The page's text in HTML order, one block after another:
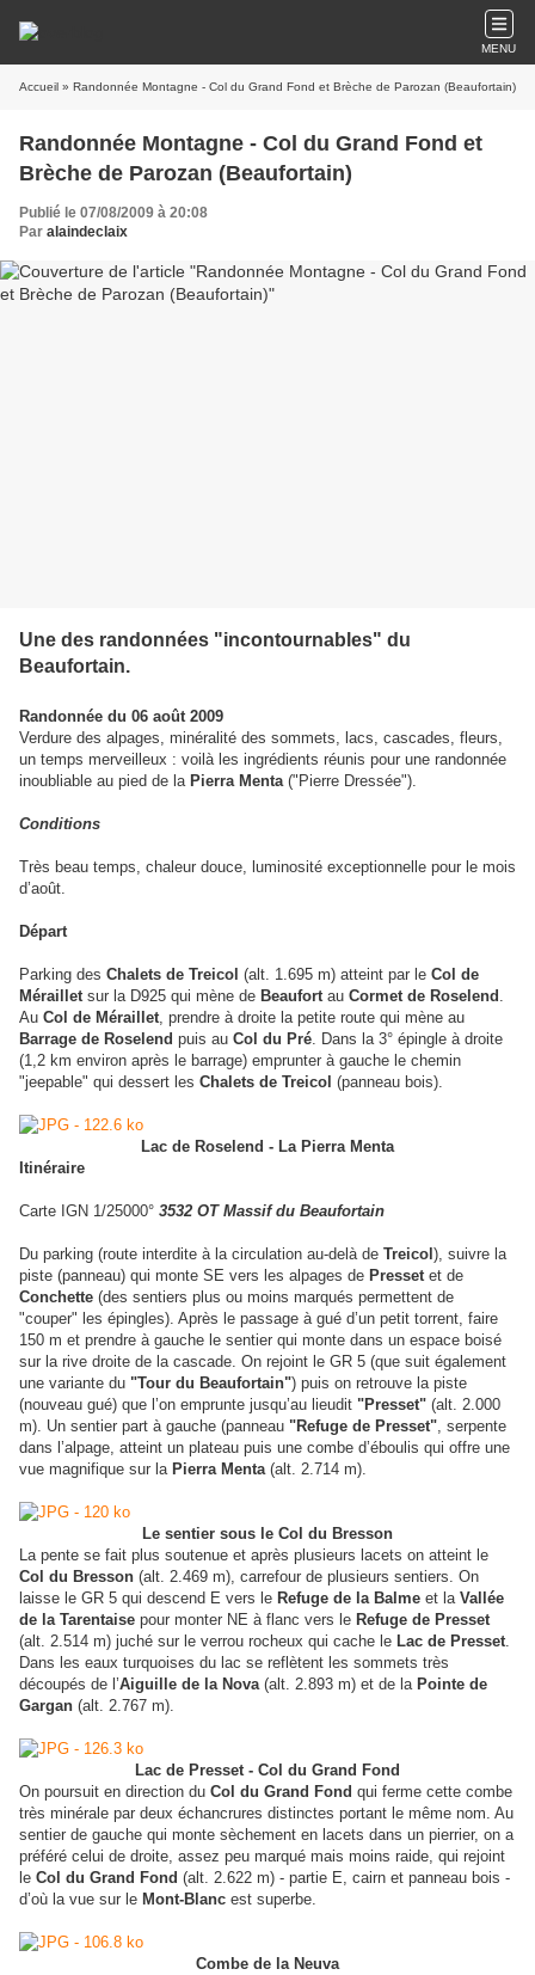
MENU
Accueil » Randonnée Montagne - Col du Grand Fond et Brèche de Parozan (Beaufortain)
Randonnée Montagne - Col du Grand Fond et
Brèche de Parozan (Beaufortain)
Publié le 07/08/2009 à 20:08
Par alaindeclaix
Une des randonnées "incontournables" du
Beaufortain.
Randonnée du 06 août 2009
Verdure des alpages, minéralité des sommets, lacs, cascades, fleurs,
un temps merveilleux : voilà les ingrédients réunis pour une randonnée
inoubliable au pied de la Pierra Menta("Pierre Dressée").
Conditions
Très beau temps, chaleur douce, luminosité exceptionnelle pour le mois
d’août.
Départ
Parking des Chalets de Treicol (alt. 1.695 m) atteint par le Col de
Mérailletsur la D925 qui mène de Beaufortau Cormet de Roselend .
Au Col de Méraillet, prendre à droite la petite route qui mène au
Barrage de Roselend puis au Col du Pré. Dans la 3° épingle à droite
(1,2 km environ après le barrage) emprunter à gauche le chemin
"jeepable" qui dessert les Chalets de Treicol (panneau bois).
Lac de Roselend - La Pierra Menta
Itinéraire
Carte IGN 1/25000° 3532 OT Massif du Beaufortain
Du parking (route interdite à la circulation au-delà de Treicol ), suivre la
piste (panneau) qui monte SE vers les alpages de Pressetet de
Conchette (des sentiers plus ou moins marqués permettent de
"couper" les épingles). Après le passage à gué d’un petit torrent, faire
150 m et prendre à gauche le sentier qui monte dans un espace boisé
sur la rive droite de la cascade. On rejoint le GR 5 (que suit également
une variante du "Tour du Beaufortain") puis on retrouve la piste
(nouveau gué) que l’on emprunte jusqu’au lieudit "Presset" (alt. 2.000
m). Un sentier part à gauche (panneau "Refuge de Presset", serpente
dans l’alpage, atteint un plateau puis une combe d’éboulis qui offre une
vue magnifique sur la Pierra Menta(alt. 2.714 m).
Le sentier sous le Col du Bresson
La pente se fait plus soutenue et après plusieurs lacets on atteint le
Col du Bresson (alt. 2.469 m), carrefour de plusieurs sentiers. On
laisse le GR 5 qui descend E vers le Refuge de la Balme et la Vallée
de la Tarentaise pour monter NE à flanc vers le Refuge de Presset
(alt. 2.514 m) juché sur le verrou rocheux qui cache le Lac de Presset.
Dans les eaux turquoises du lac se reflètent les sommets très
découpés de l’Aiguille de la Nova(alt. 2.893 m) et de la Pointe de
Gargan (alt. 2.767 m).
Lac de Presset - Col du Grand Fond
On poursuit en direction du Col du Grand Fond qui ferme cette combe
très minérale par deux échancrures distinctes portant le même nom. Au
sentier de gauche qui monte sèchement en lacets dans un pierrier, on a
préféré celui de droite, assez peu marqué mais moins raide, qui rejoint
le Col du Grand Fond (alt. 2.622 m) - partie E, cairn et panneau bois -
d’où la vue sur le Mont-Blanc est superbe.
Combe de la Neuva